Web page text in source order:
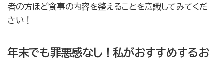
者の方ほど食事の内容を整えることを意識してみてくだ
さい！
年末でも罪悪感なし！私がおすすめするお